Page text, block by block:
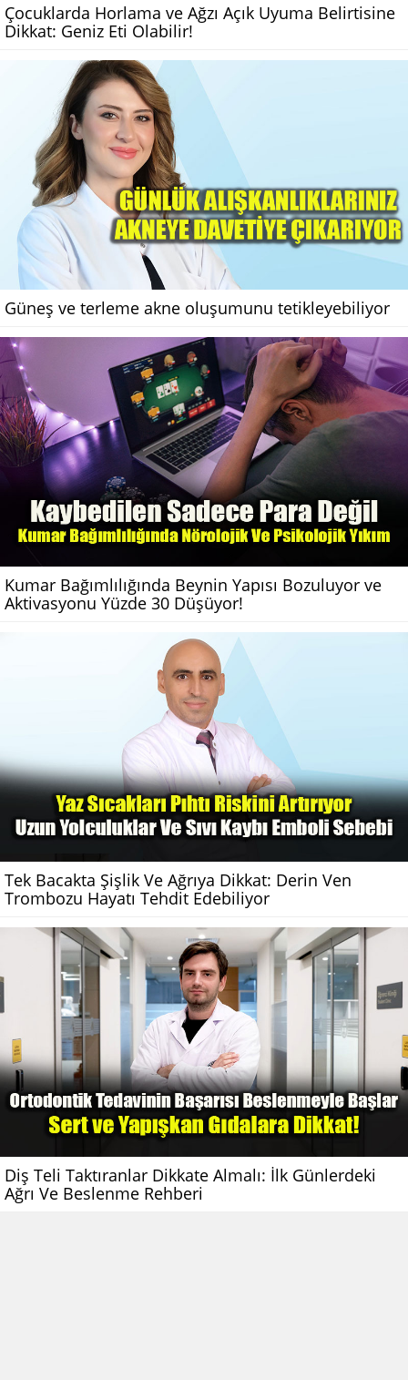
Çocuklarda Horlama ve Ağzı Açık Uyuma Belirtisine
Dikkat: Geniz Eti Olabilir!
Güneş ve terleme akne oluşumunu tetikleyebiliyor
Kumar Bağımlılığında Beynin Yapısı Bozuluyor ve
Aktivasyonu Yüzde 30 Düşüyor!
Tek Bacakta Şişlik Ve Ağrıya Dikkat: Derin Ven
Trombozu Hayatı Tehdit Edebiliyor
Diş Teli Taktıranlar Dikkate Almalı: İlk Günlerdeki
Ağrı Ve Beslenme Rehberi